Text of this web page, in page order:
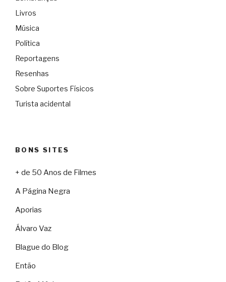
Livros
Música
Política
Reportagens
Resenhas
Sobre Suportes Físicos
Turista acidental
BONS SITES
+ de 50 Anos de Filmes
A Página Negra
Aporias
Álvaro Vaz
Blague do Blog
Então